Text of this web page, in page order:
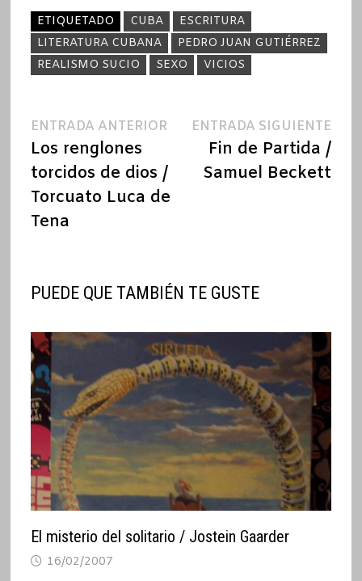
ETIQUETADO CUBA
ESCRITURA
LITERATURA CUBANA
PEDRO JUAN GUTIÉRREZ
REALISMO SUCIO
SEXO VICIOS
Navegación
de
entradas
ENTRADA ANTERIOREntrada
anterior:
Los renglones
torcidos de dios /
Torcuato Luca de
Tena
ENTRADA SIGUIENTE
Fin de Partida /
Samuel Beckett
PUEDE QUE TAMBIÉN TE GUSTE
El misterio del solitario / Jostein Gaarder
16/02/2007